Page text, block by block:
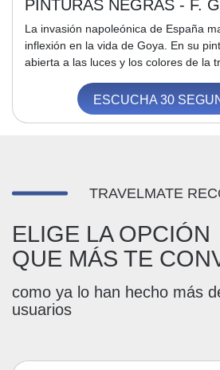
PINTURAS NEGRAS - F.
La invasión napoleónica de España
inflexión en la vida de Goya. En su
abierta a las luces y los colores de la
ESCUCHA 30
TRAVELMATE
ELIGE LA OPCIÓN
QUE MÁS TE
como ya lo han hecho más
usuarios